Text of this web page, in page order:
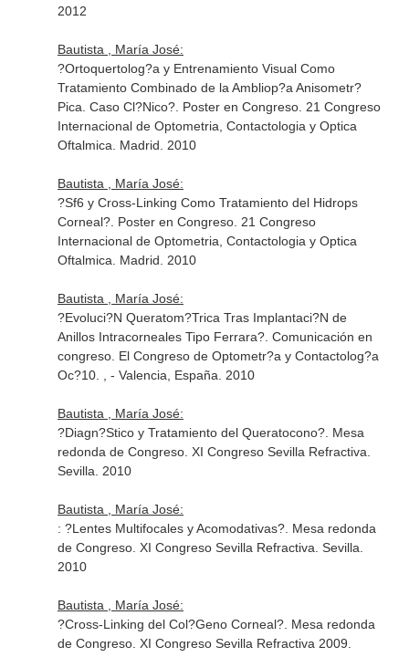
2012
Bautista , María José:
?Ortoquertolog?a y Entrenamiento Visual Como
Tratamiento Combinado de la Ambliop?a Anisometr?
Pica. Caso Cl?Nico?. Poster en Congreso. 21 Congreso
Internacional de Optometria, Contactologia y Optica
Oftalmica. Madrid. 2010
Bautista , María José:
?Sf6 y Cross-Linking Como Tratamiento del Hidrops
Corneal?. Poster en Congreso. 21 Congreso
Internacional de Optometria, Contactologia y Optica
Oftalmica. Madrid. 2010
Bautista , María José:
?Evoluci?N Queratom?Trica Tras Implantaci?N de
Anillos Intracorneales Tipo Ferrara?. Comunicación en
congreso. El Congreso de Optometr?a y Contactolog?a
Oc?10. , - Valencia, España. 2010
Bautista , María José:
?Diagn?Stico y Tratamiento del Queratocono?. Mesa
redonda de Congreso. XI Congreso Sevilla Refractiva.
Sevilla. 2010
Bautista , María José:
: ?Lentes Multifocales y Acomodativas?. Mesa redonda
de Congreso. XI Congreso Sevilla Refractiva. Sevilla.
2010
Bautista , María José:
?Cross-Linking del Col?Geno Corneal?. Mesa redonda
de Congreso. XI Congreso Sevilla Refractiva 2009.